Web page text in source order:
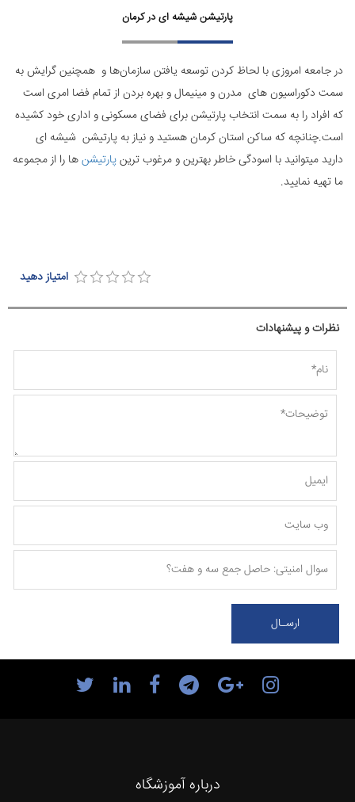
پارتیشن شیشه ای در کرمان
در جامعه امروزی با لحاظ کردن توسعه یافتن سازمان‌ها و همچنین گرایش به
سمت دکوراسیون های مدرن و مینیمال و بهره بردن از تمام فضا امری است
که افراد را به سمت انتخاب پارتیشن برای فضای مسکونی و اداری خود کشیده
است.چنانچه که ساکن استان کرمان هستید و نیاز به پارتیشن شیشه ای
دارید میتوانید با اسودگی خاطر بهترین و مرغوب ترینپارتیشنها را از مجموعه
ما تهیه نمایید.
امتیاز دهید
نظرات و پیشنهادات
درباره آموزشگاه